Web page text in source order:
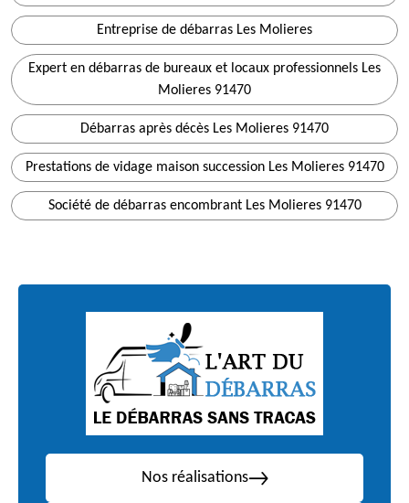
Entreprise de débarras Les Molieres
Expert en débarras de bureaux et locaux professionnels Les
Molieres 91470
Débarras après décès Les Molieres 91470
Prestations de vidage maison succession Les Molieres 91470
Société de débarras encombrant Les Molieres 91470
Nos réalisations